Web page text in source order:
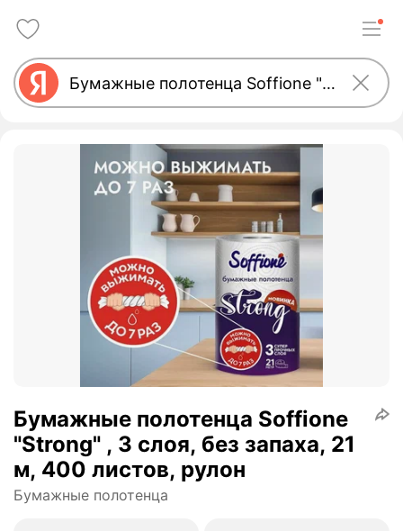
Бумажные полотенца Soffione
"Strong" , 3 слоя, без запаха, 21
м, 400 листов, рулон
Бумажные полотенца